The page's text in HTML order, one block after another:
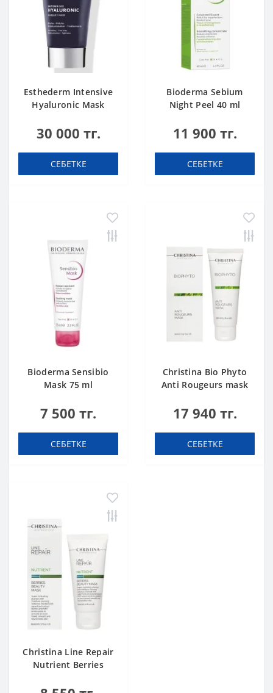
Esthederm Intensive
Hyaluronic Mask
30 000 тг.
СЕБЕТКЕ
Bioderma Sebium
Night Peel 40 ml
11 900 тг.
СЕБЕТКЕ
Bioderma Sensibio
Mask 75 ml
7 500 тг.
СЕБЕТКЕ
Christina Bio Phyto
Anti Rougeurs mask
17 940 тг.
СЕБЕТКЕ
Christina Line Repair
Nutrient Berries